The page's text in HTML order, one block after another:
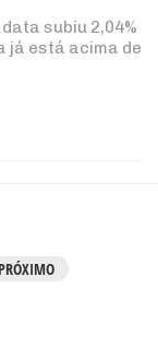
subiu 2,04%
já está acima de